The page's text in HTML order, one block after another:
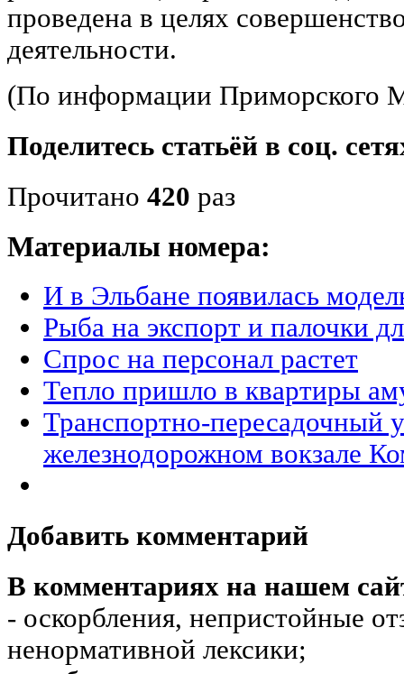
проведена в целях
деятельности.
(По информации Приморского
Поделитесь статьёй в соц.
Прочитано 420 раз
Материалы номера:
И в Эльбане появилась
Рыба на экспорт и палочки
Спрос на персонал растет
Тепло пришло в квартиры
Транспортно-пересадочный
железнодорожном вокзале
Добавить комментарий
В комментариях на нашем
- оскорбления, непристойные
ненормативной лексики;